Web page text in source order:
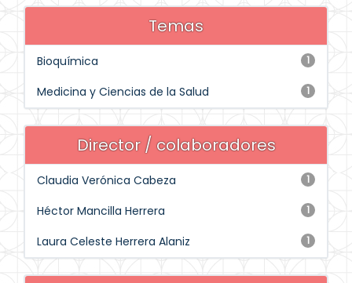
Temas
1
Bioquímica
1
Medicina y Ciencias de la Salud
Director / colaboradores
1
Claudia Verónica Cabeza
1
Héctor Mancilla Herrera
1
Laura Celeste Herrera Alaniz